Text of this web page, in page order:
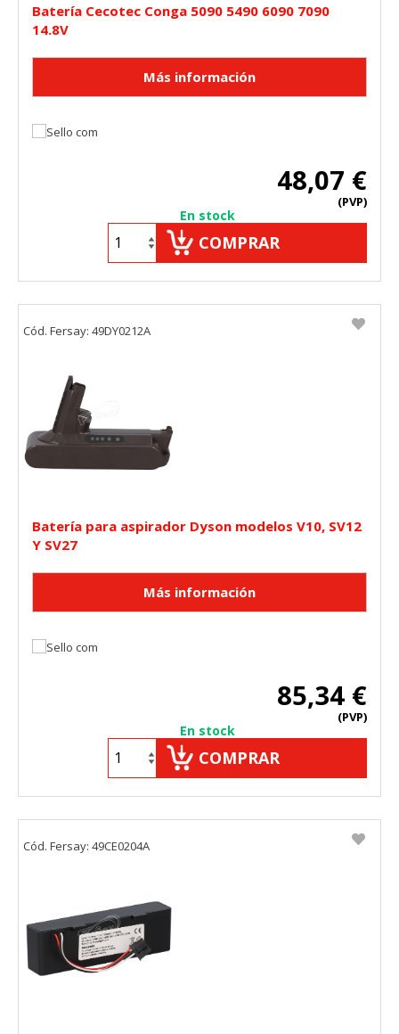
Batería Cecotec Conga 5090 5490 6090 7090
14.8V
48,07 €
(PVP)
En stock
COMPRAR
Batería para aspirador Dyson modelos V10, SV12
Y SV27
85,34 €
(PVP)
En stock
COMPRAR
Cód. Fersay: 49DY0212A
Cód. Fersay: 49CE0204A